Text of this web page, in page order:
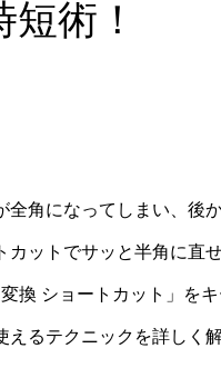
術！
角になってしまい、後
ットでサッと半角に直
換 ショートカット」を
るテクニックを詳しく